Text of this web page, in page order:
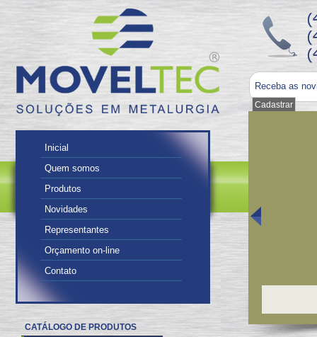
Receba as
Inicial
Quem somos
Produtos
Novidades
Representantes
Orçamento on-line
Contato
CATÁLOGO DE PRODUTOS